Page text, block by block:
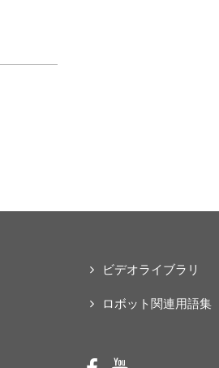
ビデオライブラリ
ロボット関連用語集